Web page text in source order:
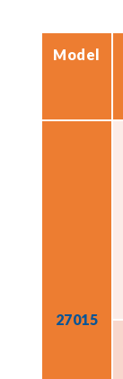
Model
27015